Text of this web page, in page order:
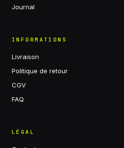
Journal
INFORMATIONS
Livraison
Politique de retour
CGV
FAQ
LÉGAL